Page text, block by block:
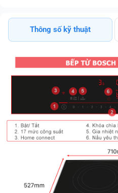
Thông số kỹ thuật